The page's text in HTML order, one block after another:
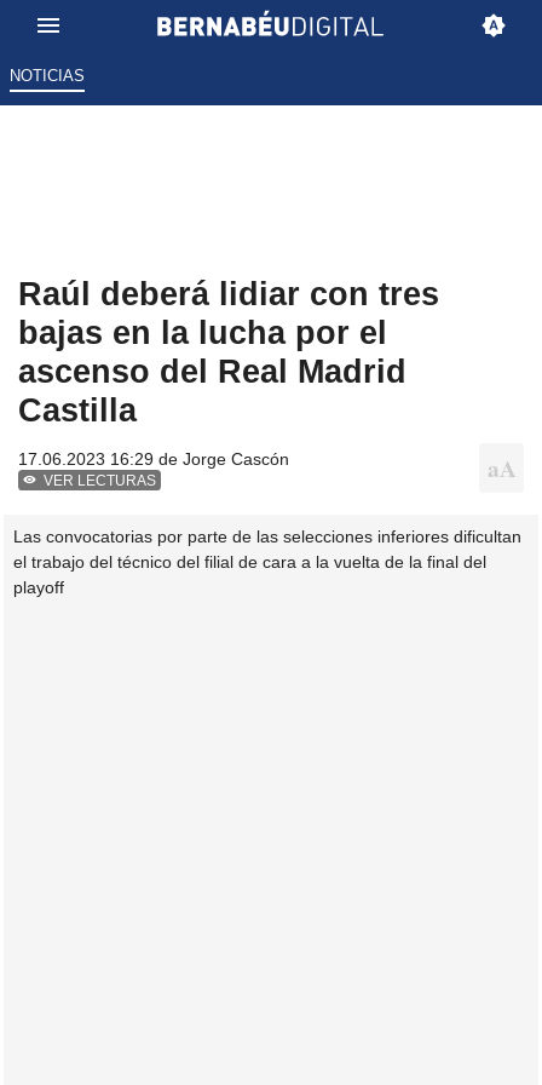
NOTICIAS
Raúl deberá lidiar con tres
bajas en la lucha por el
ascenso del Real Madrid
Castilla
17.06.2023 16:29 de Jorge Cascón
VER LECTURAS
Las convocatorias por parte de las selecciones inferiores dificultan
el trabajo del técnico del filial de cara a la vuelta de la final del
playoff